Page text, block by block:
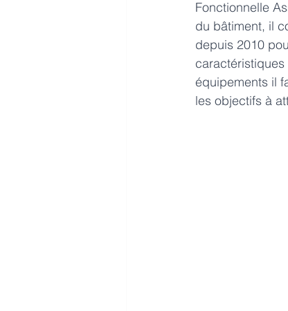
Fonctionnelle
du bâtiment, il
depuis 2010
équipements il
les objectifs à